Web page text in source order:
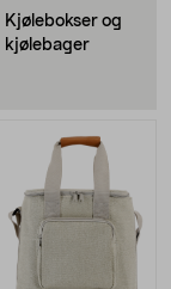
Kjølebokser og
kjølebager